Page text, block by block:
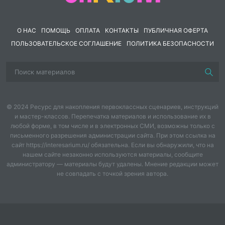
Всего 10 файлов.
О НАС ПОМОЩЬ ОПЛАТА КОНТАКТЫ
ПУБЛИЧНАЯ ОФЕРТА
ПОЛЬЗОВАТЕЛЬСКОЕ СОГЛАШЕНИЕ
ПОЛИТИКА БЕЗОПАСНОСТИ
© 2024 Ресурс для накопления первоклассных сценариев, инструкций
и мастер-классов. Перепечатка материалов и использование их в
любой форме, в том числе и в электронных СМИ, возможны только с
письменного разрешения администрации сайта. При этом ссылка на
сайт https://interesarium.ru/ обязательна. Если вы обнаружили, что на
нашем сайте незаконно используются материалы, сообщите
администратору — материалы будут удалены. Мнение редакции может
не совпадать с точкой зрения автора.